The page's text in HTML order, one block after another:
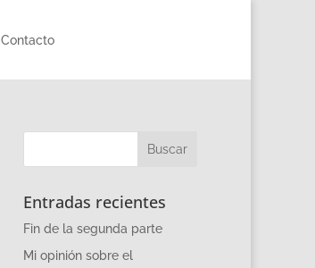
Contacto
Entradas recientes
Fin de la segunda parte
Mi opinión sobre el